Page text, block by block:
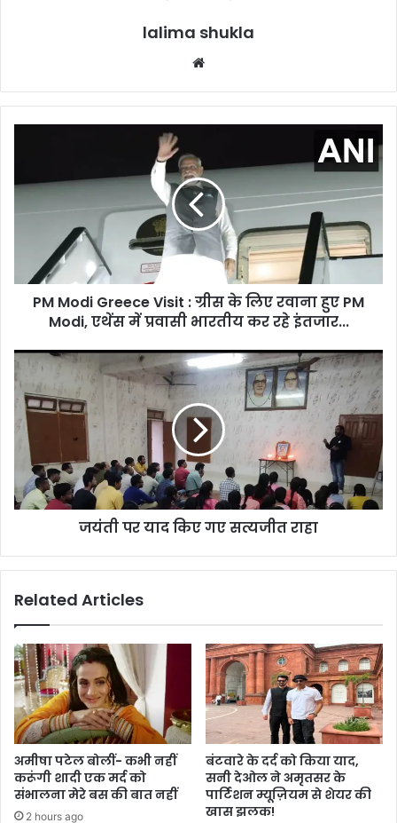
lalima shukla
Visit
रवाना
एथेंस
में
प्रवासी
भारतीय
कर
इंतजार...
PM Modi Greece Visit : ग्रीस के लिए रवाना हुए PM
Modi, एथेंस में प्रवासी भारतीय कर रहे इंतजार...
जयंती
पर
याद
किए
सत्यजीत
जयंती पर याद किए गए सत्यजीत राहा
Related Articles
अमीषा पटेल बोलीं- कभी नहीं
करूंगी शादी एक मर्द को
संभालना मेरे बस की बात नहीं
2 hours ago
बंटवारे के दर्द को किया याद,
सनी देओल ने अमृतसर के
पार्टिशन म्यूज़ियम से शेयर की
खास झलक!